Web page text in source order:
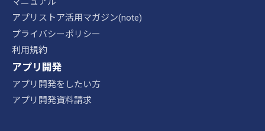
アプリストア活用マガジン(note)
プライバシーポリシー
利用規約
アプリ開発
アプリ開発をしたい方
アプリ開発資料請求